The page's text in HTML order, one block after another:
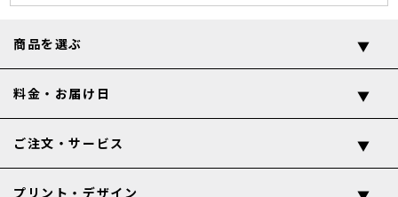
商品を選ぶ
料金・お届け日
ご注文・サービス
プリント・デザイン